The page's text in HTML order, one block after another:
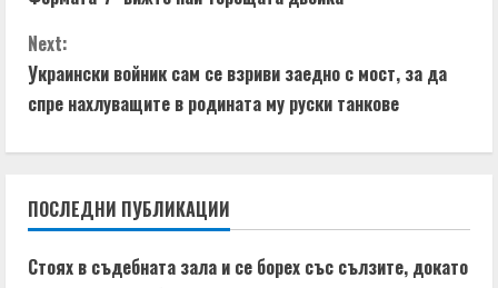
g
n
t
u
e
Next:
Украински войник сам се взриви заедно с мост, за да
спре нахлуващите в родината му руски танкове
ПОСЛЕДНИ ПУБЛИКАЦИИ
Стоях в съдебната зала и се борех със сълзите, докато